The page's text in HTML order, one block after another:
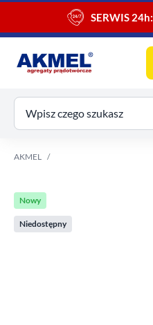
SERWIS 24h:
koszyk
Wpisz czego szukasz
AKMEL
Nowy
Niedostępny